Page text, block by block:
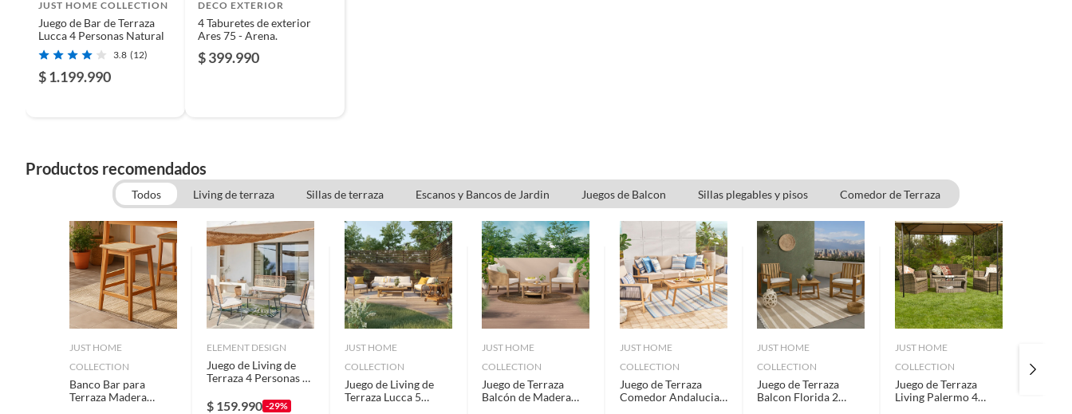
Componentes:
1 Mesa
4 Taburetes
Tamaño Espacio:
2.3 x 1.9 mts / 4,37m2
JUST HOME COLLECTION
Juego de Bar de Terraza
Lucca 4 Personas Natural
3.8 (12)
$ 1.199.990
DECO EXTERIOR
4 Taburetes de exterior
Ares 75 - Arena.
$ 399.990
Productos recomendados
Todos Living de terraza Sillas de terraza Escanos y Bancos de Jardin Juegos de Balcon Sillas plegables y pisos Comedor de Terraza
JUST HOME
COLLECTION
Banco Bar para
Terraza Madera
ELEMENT DESIGN
Juego de Living de
Terraza 4 Personas de
$ 159.990 -29%
JUST HOME
COLLECTION
Juego de Living de
Terraza Lucca 5
JUST HOME
COLLECTION
Juego de Terraza
Balcón de Madera
JUST HOME
COLLECTION
Juego de Terraza
Comedor Andalucia
JUST HOME
COLLECTION
Juego de Terraza
Balcon Florida 2
JUST HOME
COLLECTION
Juego de Terraza
Living Palermo 4